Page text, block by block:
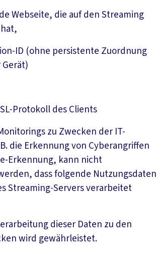
Webseite, die auf den Streaming
ID (ohne persistente Zuordnung
Protokoll des Clients
zu Zwecken der IT-
die Erkennung von Cyberangriffen
Erkennung, kann nicht
dass folgende Nutzungsdaten
Streaming-Servers verarbeitet
dieser Daten zu den
wird gewährleistet.